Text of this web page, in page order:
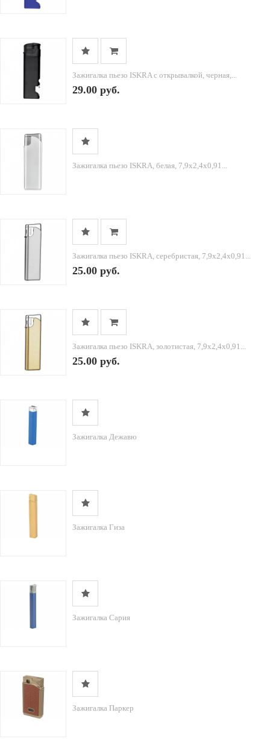
Зажигалка пьезо ISKRA с открывалкой, черная,...
29.00 руб.
Зажигалка пьезо ISKRA, белая, 7,9х2,4х0,91...
Зажигалка пьезо ISKRA, серебристая, 7,9х2,4х0,91...
25.00 руб.
Зажигалка пьезо ISKRA, золотистая, 7,9х2,4х0,91...
25.00 руб.
Зажигалка Дежавю
Зажигалка Гиза
Зажигалка Сария
Зажигалка Паркер